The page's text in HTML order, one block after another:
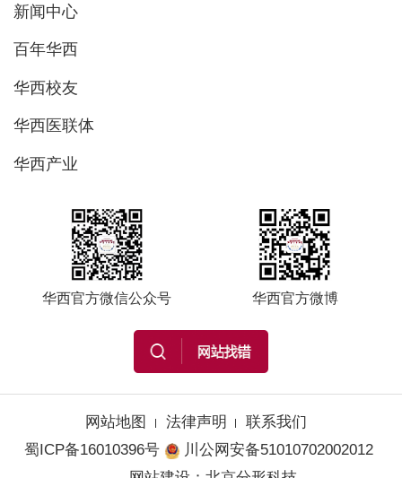
新闻中心
百年华西
华西校友
华西医联体
华西产业
华西官方微信公众号 华西官方微博
网站地图 法律声明
联系我们
蜀ICP备16010396号
川公网安备51010702002012